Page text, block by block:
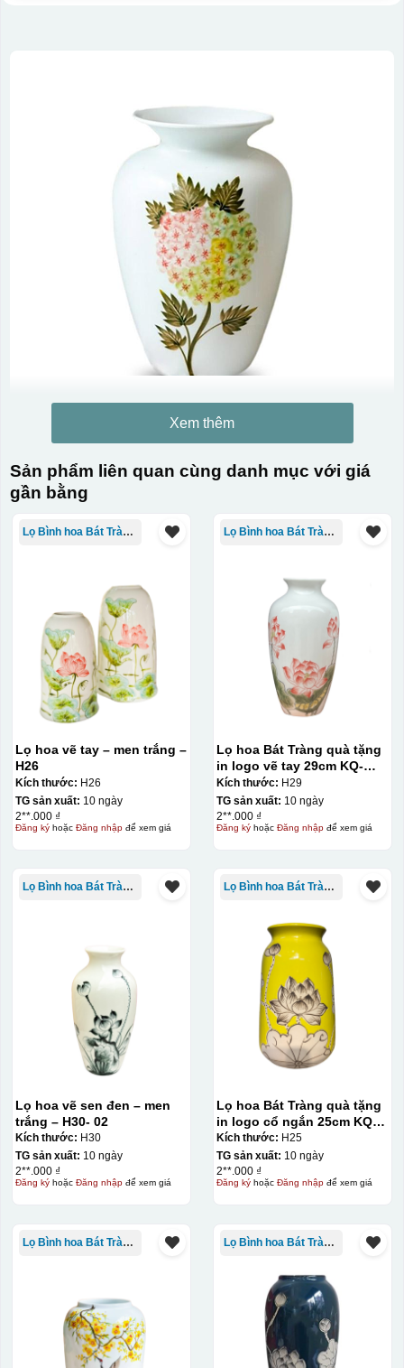
Xem thêm
Sản phẩm liên quan cùng danh mục với giá
gần bằng
Lọ Bình hoa Bát Tràng in logo
Lọ hoa vẽ tay – men trắng –
H26
Kích thước: H26
TG sản xuất: 10 ngày
2**.000 ₫
Đăng kýhoặc Đăng nhậpđể xem giá
Lọ Bình hoa Bát Tràng in logo
Lọ hoa Bát Tràng quà tặng
in logo vẽ tay 29cm KQ-
LH01
Kích thước: H29
TG sản xuất: 10 ngày
2**.000 ₫
Đăng kýhoặc Đăng nhậpđể xem giá
Lọ Bình hoa Bát Tràng in logo
Lọ hoa vẽ sen đen – men
trắng – H30- 02
Kích thước: H30
TG sản xuất: 10 ngày
2**.000 ₫
Đăng kýhoặc Đăng nhậpđể xem giá
Lọ Bình hoa Bát Tràng in logo
Lọ hoa Bát Tràng quà tặng
in logo cổ ngắn 25cm KQ-
LH02
Kích thước: H25
TG sản xuất: 10 ngày
2**.000 ₫
Đăng kýhoặc Đăng nhậpđể xem giá
Lọ Bình hoa Bát Tràng in logo Lọ Bình hoa Bát Tràng in logo